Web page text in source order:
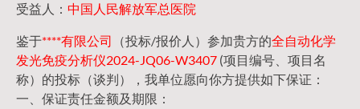
受益人： 中国人民解放军总医院
鉴于****有限公司 （投标/报价人）参加贵方的全自动化学
发光免疫分析仪2024-JQ06-W3407 (项目编号、项目名
称）的投标（谈判），我单位愿向你方提供如下保证：
一、保证责任金额及期限：